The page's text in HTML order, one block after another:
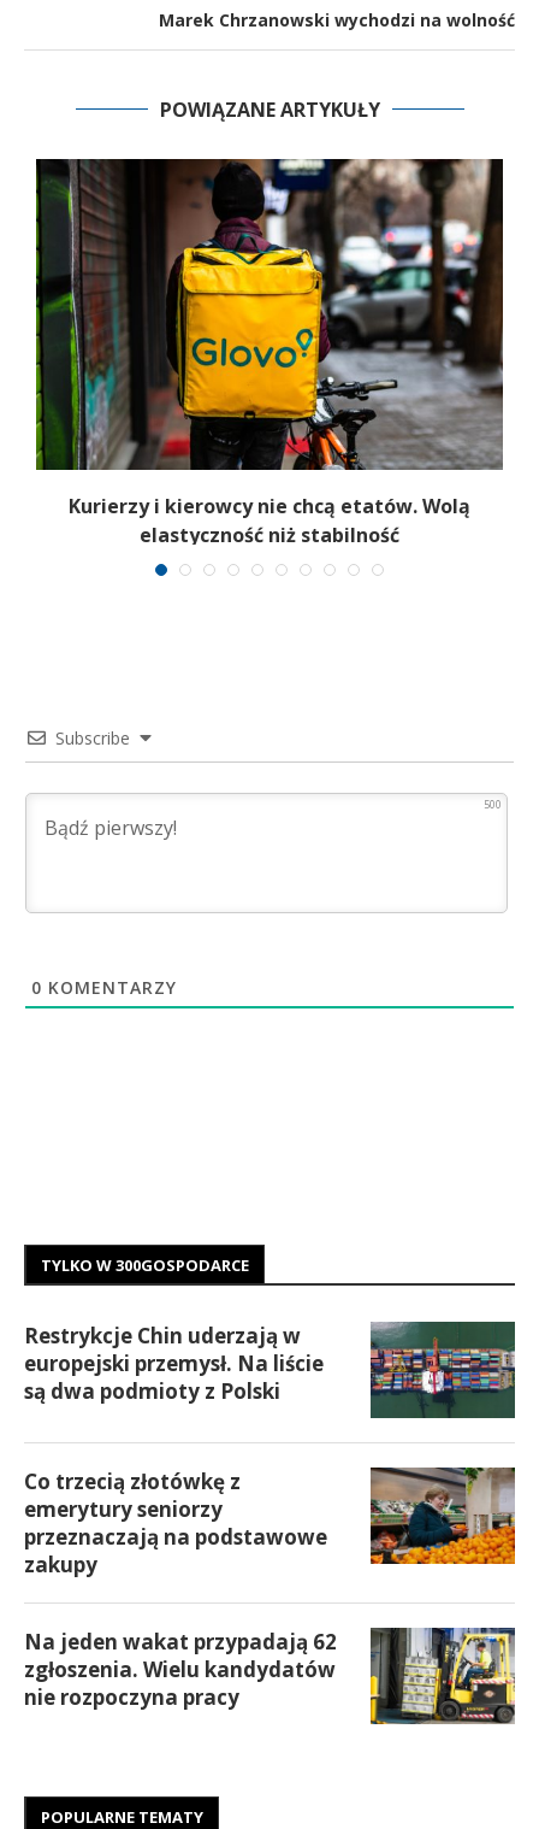
Marek Chrzanowski wychodzi na wolność
POWIĄZANE ARTYKUŁY
Kurierzy i kierowcy nie chcą etatów. Wolą
elastyczność niż stabilność
Subscribe
500
0 KOMENTARZY
TYLKO W 300GOSPODARCE
Restrykcje Chin uderzają w
europejski przemysł. Na liście
są dwa podmioty z Polski
Co trzecią złotówkę z
emerytury seniorzy
przeznaczają na podstawowe
zakupy
Na jeden wakat przypadają 62
zgłoszenia. Wielu kandydatów
nie rozpoczyna pracy
POPULARNE TEMATY